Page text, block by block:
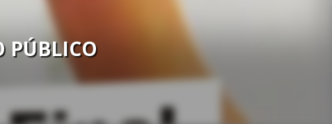
PÚBLICO